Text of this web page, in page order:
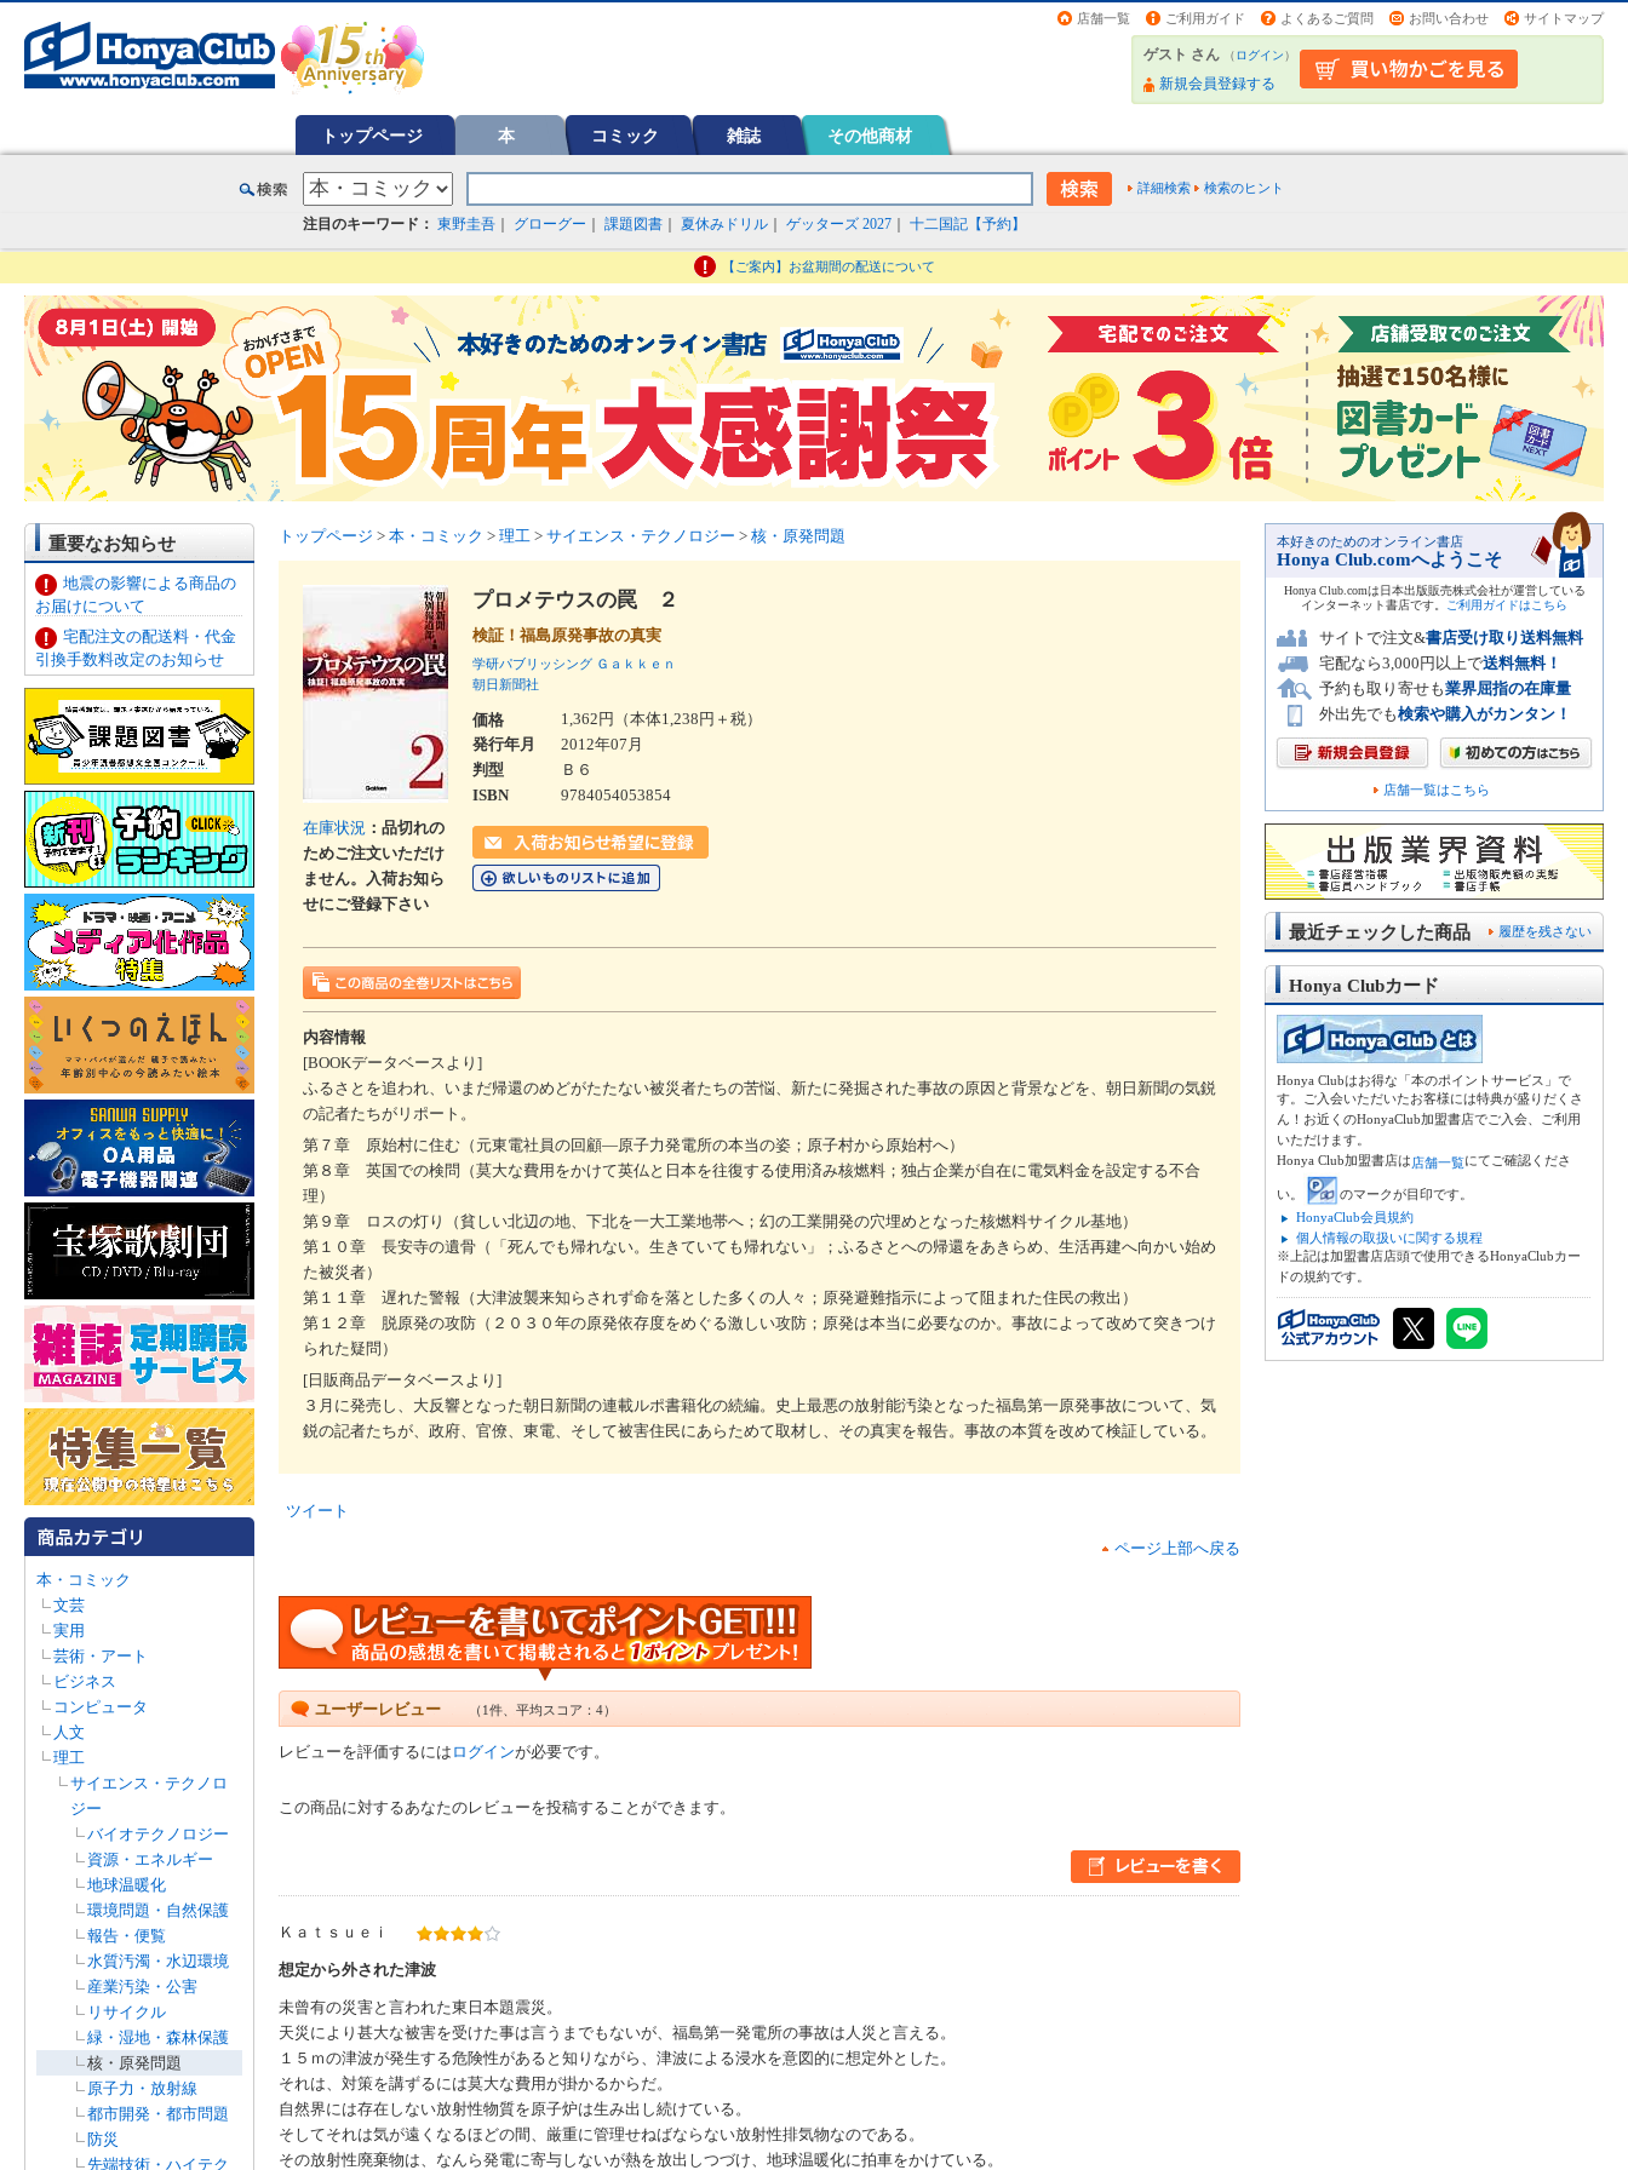
店舗一覧 ご利用ガイド よくあるご質問 お問い合わせ サイトマップ
ゲスト さん （ログイン）
新規会員登録する
トップページ 本 コミック 雑誌 その他商材
詳細検索 検索のヒント
注目のキーワード： 東野圭吾 グローグー 課題図書 夏休みドリル ゲッターズ 2027 十二国記【予約】
【ご案内】お盆期間の配送について
重要なお知らせ
地震の影響による商品の
お届けについて
宅配注文の配送料・代金
引換手数料改定のお知らせ
本・コミック
文芸
実用
芸術・アート
ビジネス
コンピュータ
人文
理工
サイエンス・テクノロ
ジー
バイオテクノロジー
資源・エネルギー
地球温暖化
環境問題・自然保護
報告・便覧
水質汚濁・水辺環境
産業汚染・公害
リサイクル
緑・湿地・森林保護
核・原発問題
原子力・放射線
都市開発・都市問題
防災
先端技術・ハイテク
トップページ > 本・コミック > 理工 > サイエンス・テクノロジー > 核・原発問題
在庫状況 ：品切れの
ためご注文いただけ
ません。入荷お知ら
せにご登録下さい
プロメテウスの罠 ２
検証！福島原発事故の真実
学研パブリッシング Ｇａｋｋｅｎ
朝日新聞社
価格
1,362円（本体1,238円＋税）
発行年月
2012年07月
判型
Ｂ６
ISBN
9784054053854
内容情報
[BOOKデータベースより]
ふるさとを追われ、いまだ帰還のめどがたたない被災者たちの苦悩、新たに発掘された事故の原因と背景などを、朝日新聞の気鋭
の記者たちがリポート。
第７章 原始村に住む（元東電社員の回顧―原子力発電所の本当の姿；原子村から原始村へ）
第８章 英国での検問（莫大な費用をかけて英仏と日本を往復する使用済み核燃料；独占企業が自在に電気料金を設定する不合
理）
第９章 ロスの灯り（貧しい北辺の地、下北を一大工業地帯へ；幻の工業開発の穴埋めとなった核燃料サイクル基地）
第１０章 長安寺の遺骨（「死んでも帰れない。生きていても帰れない」；ふるさとへの帰還をあきらめ、生活再建へ向かい始め
た被災者）
第１１章 遅れた警報（大津波襲来知らされず命を落とした多くの人々；原発避難指示によって阻まれた住民の救出）
第１２章 脱原発の攻防（２０３０年の原発依存度をめぐる激しい攻防；原発は本当に必要なのか。事故によって改めて突きつけ
られた疑問）
[日販商品データベースより]
３月に発売し、大反響となった朝日新聞の連載ルポ書籍化の続編。史上最悪の放射能汚染となった福島第一原発事故について、気
鋭の記者たちが、政府、官僚、東電、そして被害住民にあらためて取材し、その真実を報告。事故の本質を改めて検証している。
ツイート
ページ上部へ戻る
ユーザーレビュー （1件、平均スコア：4）
レビューを評価するには ログインが必要です。
この商品に対するあなたのレビューを投稿することができます。
Ｋａｔｓｕｅｉ
想定から外された津波
未曾有の災害と言われた東日本題震災。
天災により甚大な被害を受けた事は言うまでもないが、福島第一発電所の事故は人災と言える。
１５ｍの津波が発生する危険性があると知りながら、津波による浸水を意図的に想定外とした。
それは、対策を講ずるには莫大な費用が掛かるからだ。
自然界には存在しない放射性物質を原子炉は生み出し続けている。
そしてそれは気が遠くなるほどの間、厳重に管理せねばならない放射性排気物なのである。
その放射性廃棄物は、なんら発電に寄与しないが熱を放出しつづけ、地球温暖化に拍車をかけている。
本好きのためのオンライン書店
Honya Club.comへようこそ
Honya Club.comは日本出版販売株式会社が運営している
インターネット書店です。
ご利用ガイドはこちら
サイトで注文&書店受け取り送料無料
宅配なら3,000円以上で送料無料！
予約も取り寄せも業界屈指の在庫量
外出先でも検索や購入がカンタン！
店舗一覧はこちら
履歴を残さない
最近チェックした商品
Honya Clubカード
Honya Clubはお得な「本のポイントサービス」で
す。ご入会いただいたお客様には特典が盛りだくさ
ん！お近くのHonyaClub加盟書店でご入会、ご利用
いただけます。
Honya Club加盟書店は店舗一覧にてご確認くださ
い。
のマークが目印です。
HonyaClub会員規約
個人情報の取扱いに関する規程
※上記は加盟書店店頭で使用できるHonyaClubカー
ドの規約です。